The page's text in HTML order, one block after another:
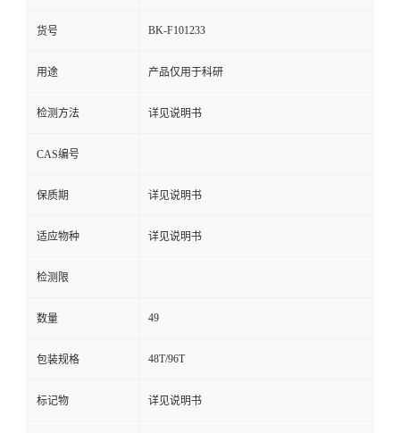
货号 BK-F101233
用途 产品仅用于科研
检测方法 详见说明书
CAS编号
保质期 详见说明书
适应物种 详见说明书
检测限
数量 49
包装规格 48T/96T
标记物 详见说明书